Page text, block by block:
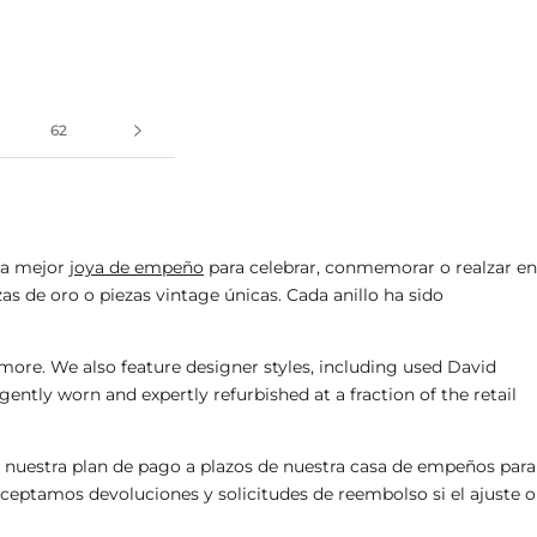
62
mejor joya de empeño para celebrar, conmemorar o realzar en
de oro o piezas vintage únicas. Cada anillo ha sido
We also feature designer styles, including used David
worn and expertly refurbished at a fraction of the retail
plan de pago a plazos de nuestra casa de empeños para
devoluciones y solicitudes de reembolso si el ajuste o